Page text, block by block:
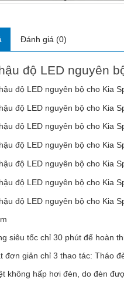
Đánh giá (0)
độ LED nguyên
siêu tốc chỉ 30 phút để hoàn
đơn giản chỉ 3 thao tác: Tháo
không hấp hơi đèn, do đèn